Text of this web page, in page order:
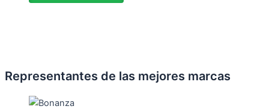
Representantes de las mejores marcas